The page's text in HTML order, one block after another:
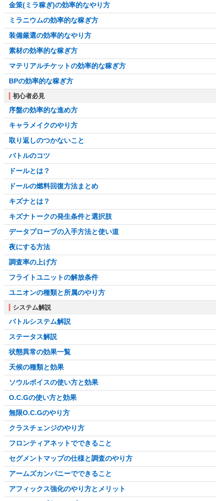
金策(ミラ稼ぎ)の効率的なやり方
ミラニウムの効率的な稼ぎ方
装備厳選の効率的なやり方
素材の効率的な稼ぎ方
マテリアルチケットの効率的な稼ぎ方
BPの効率的な稼ぎ方
初心者必見
序盤の効率的な進め方
キャラメイクのやり方
取り返しのつかないこと
バトルのコツ
ドールとは？
ドールの燃料回復方法まとめ
キズナとは？
キズナトークの発生条件と選択肢
データプローブの入手方法と使い道
夜にする方法
調査率の上げ方
フライトユニットの解放条件
ユニオンの種類と所属のやり方
システム解説
バトルシステム解説
ステータス解説
状態異常の効果一覧
天候の種類と効果
ソウルボイスの使い方と効果
O.C.Gの使い方と効果
無限O.C.Gのやり方
クラスチェンジのやり方
フロンティアネットでできること
セグメントマップの仕様と調査のやり方
アームズカンパニーでできること
アフィックス強化のやり方とメリット